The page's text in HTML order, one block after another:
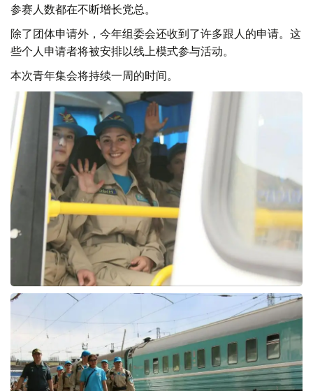
参赛人数都在不断增长党总。
除了团体申请外，今年组委会还收到了许多跟人的申请。这
些个人申请者将被安排以线上模式参与活动。
本次青年集会将持续一周的时间。